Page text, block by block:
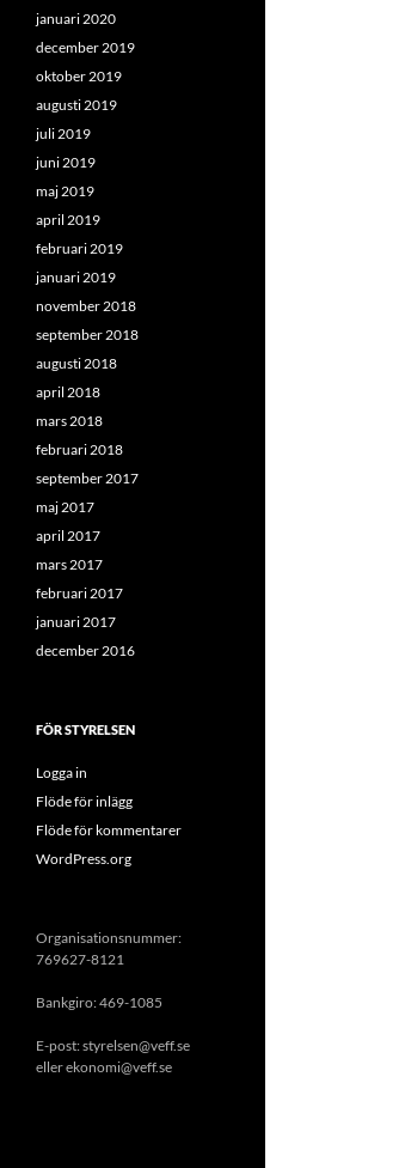
januari 2020
december 2019
oktober 2019
augusti 2019
juli 2019
juni 2019
maj 2019
april 2019
februari 2019
januari 2019
november 2018
september 2018
augusti 2018
april 2018
mars 2018
februari 2018
september 2017
maj 2017
april 2017
mars 2017
februari 2017
januari 2017
december 2016
FÖR STYRELSEN
Logga in
Flöde för inlägg
Flöde för kommentarer
WordPress.org
Organisationsnummer:
769627-8121
Bankgiro: 469-1085
E-post: styrelsen@veff.se
eller ekonomi@veff.se